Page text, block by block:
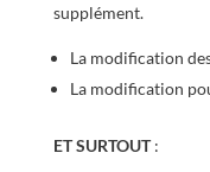
supplément.
La modification
La modification
ET SURTOUT: